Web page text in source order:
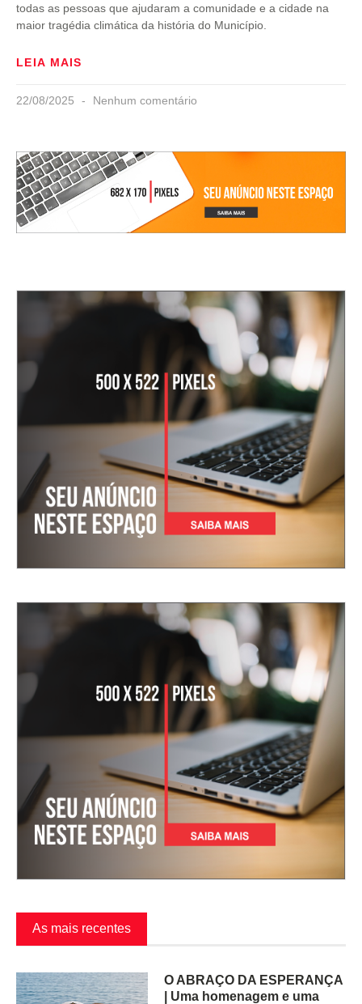
todas as pessoas que ajudaram a comunidade e a cidade na
maior tragédia climática da história do Município.
LEIA MAIS
22/08/2025 Nenhum comentário
As mais recentes
O ABRAÇO DA ESPERANÇA
| Uma homenagem e uma